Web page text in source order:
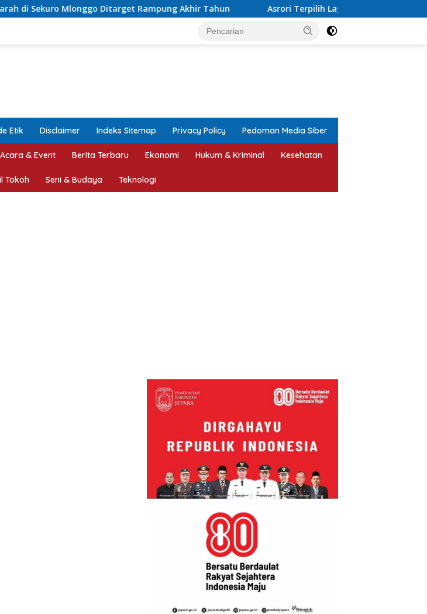
Ditarget Rampung Akhir Tahun Asrori Terpilih Lagi Ketua NPCI Jepara, Target Angkat Atlet
Etik Disclaimer Indeks Sitemap Privacy Policy Pedoman Media Siber
Acara & Event Berita Terbaru Ekonomi Hukum & Kriminal Kesehatan
Tokoh Seni & Budaya Teknologi